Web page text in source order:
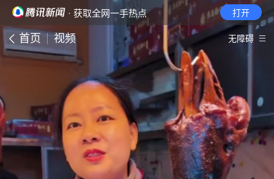
· 获取全网一手热点 打开
首页 视频 无障碍